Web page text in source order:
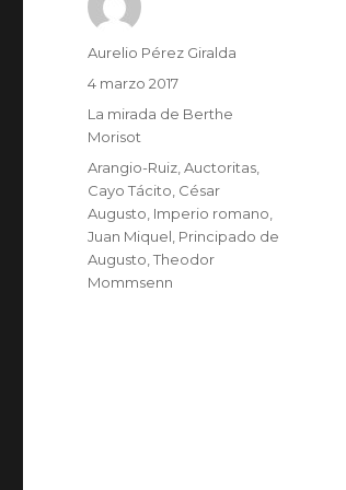
Autor
Aurelio Pérez Giralda
Publicado
4 marzo 2017
Categorías
La mirada de Berthe
Morisot
Etiquetas
Arangio-Ruiz ,Auctoritas
Cayo Tácito César
Augusto Imperio romano
Juan Miquel Principado de
Augusto ,Theodor
Mommsenn